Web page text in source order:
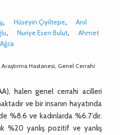
, Hüseyin Çiyiltepe,
Anıl
, Nuriye Esen Bulut,
Ahmet
Hastanesi, Genel Cerrahi
halen genel cerrahi acilleri
ve bir insanın hayatında
%8.6 ve kadınlarda %6.7’dir.
%20 yanlış pozitif ve yanlış